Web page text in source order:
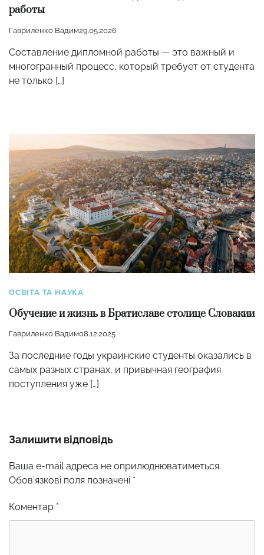
работы
Гавриленко Вадим29.05.2026
Составление дипломной работы — это важный и
многогранный процесс, который требует от студента
не только […]
ОСВІТА ТА НАУКА
Обучение и жизнь в Братиславе столице Словакии
Гавриленко Вадим08.12.2025
За последние годы украинские студенты оказались в
самых разных странах, и привычная география
поступления уже […]
Залишити відповідь
Ваша e-mail адреса не оприлюднюватиметься.
Обов’язкові поля позначені *
Коментар *